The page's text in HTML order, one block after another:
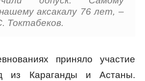
аксакалу 76 лет, –
Токтабеков.
приняло участие
из Караганды и Астаны.